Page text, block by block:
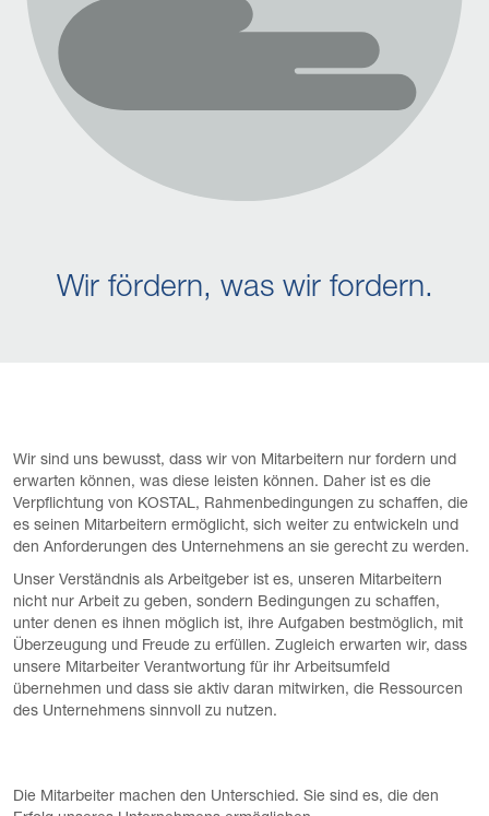
Wir fördern, was wir fordern.
Wir sind uns bewusst, dass wir von Mitarbeitern nur fordern und
erwarten können, was diese leisten können. Daher ist es die
Verpflichtung von KOSTAL, Rahmenbedingungen zu schaffen, die
es seinen Mitarbeitern ermöglicht, sich weiter zu entwickeln und
den Anforderungen des Unternehmens an sie gerecht zu werden.
Unser Verständnis als Arbeitgeber ist es, unseren Mitarbeitern
nicht nur Arbeit zu geben, sondern Bedingungen zu schaffen,
unter denen es ihnen möglich ist, ihre Aufgaben bestmöglich, mit
Überzeugung und Freude zu erfüllen. Zugleich erwarten wir, dass
unsere Mitarbeiter Verantwortung für ihr Arbeitsumfeld
übernehmen und dass sie aktiv daran mitwirken, die Ressourcen
des Unternehmens sinnvoll zu nutzen.
Die Mitarbeiter machen den Unterschied. Sie sind es, die den